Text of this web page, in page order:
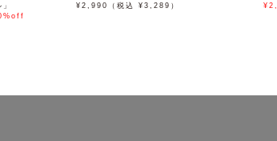
¥2,990（税込 ¥3,289）